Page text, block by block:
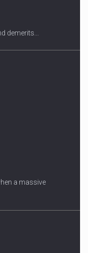
demerits...
a massive